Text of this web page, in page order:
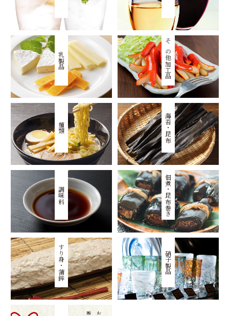
乳製品 その他加工品
麺類 海苔・昆布
調味料 佃煮・昆布巻き
すり身・蒲鉾 硝子製品